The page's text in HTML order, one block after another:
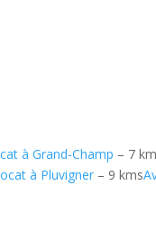
à Grand-Champ – 7
à Pluvigner – 9 kms